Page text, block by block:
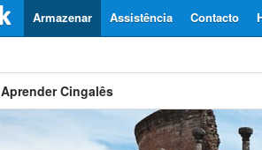
Contacto
Assistência
Armazenar
Aprender Cingalês